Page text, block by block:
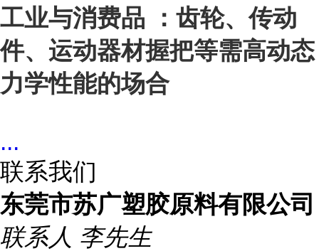
工业与消费品 ：齿轮、传动
件、运动器材握把等需高动态
力学性能的场合
...
联系我们
东莞市苏广塑胶原料有限公司
联系人 李先生